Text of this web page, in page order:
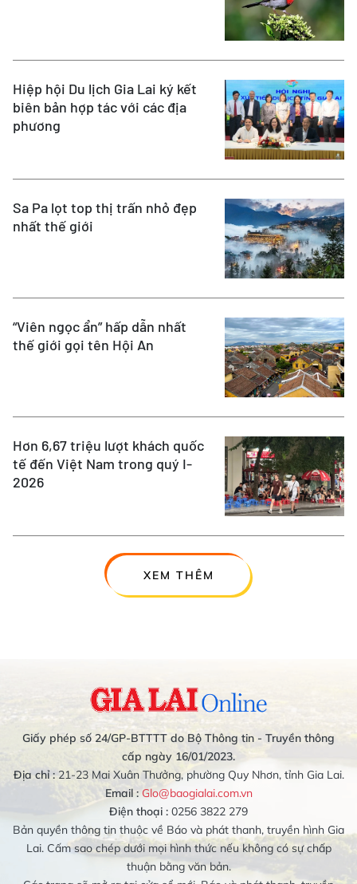
Hiệp hội Du lịch Gia Lai ký kết
biên bản hợp tác với các địa
phương
Sa Pa lọt top thị trấn nhỏ đẹp
nhất thế giới
“Viên ngọc ẩn” hấp dẫn nhất
thế giới gọi tên Hội An
Hơn 6,67 triệu lượt khách quốc
tế đến Việt Nam trong quý I-
2026
XEM THÊM
Giấy phép số 24/GP-BTTTT do Bộ Thông tin - Truyền thông
cấp ngày 16/01/2023.
Địa chỉ :21-23 Mai Xuân Thưởng, phường Quy Nhơn, tỉnh Gia Lai.
Email : Glo@baogialai.com.vn
Điện thoại : 0256 3822 279
Bản quyền thông tin thuộc về Báo và phát thanh, truyền hình Gia
Lai. Cấm sao chép dưới mọi hình thức nếu không có sự chấp
thuận bằng văn bản.